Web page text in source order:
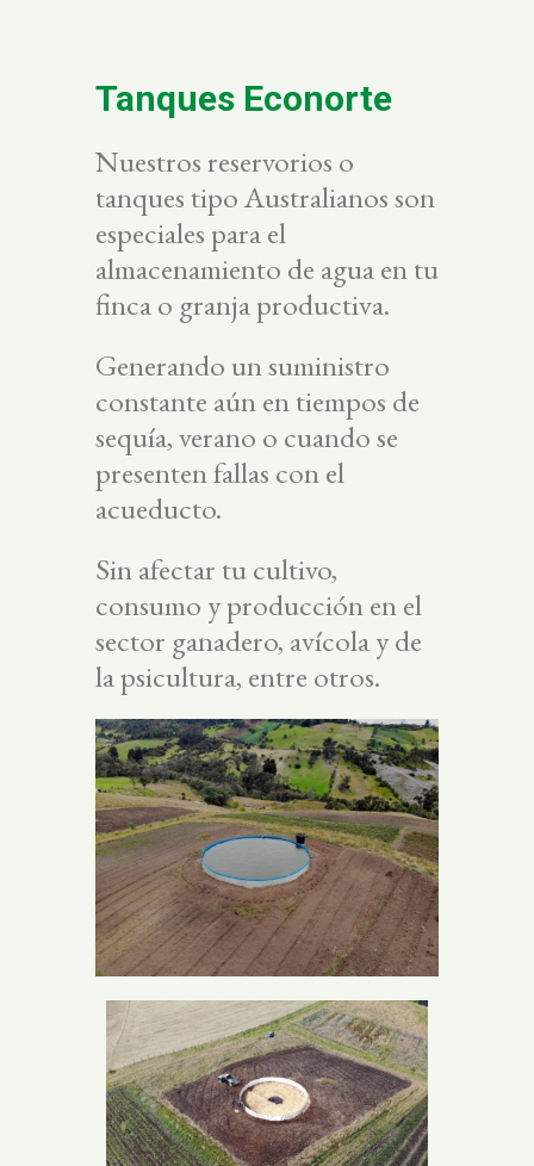
Tanques Econorte
Nuestros reservorios o
tanques tipo Australianos son
especiales para el
almacenamiento de agua en tu
finca o granja productiva.
Generando un suministro
constante aún en tiempos de
sequía, verano o cuando se
presenten fallas con el
acueducto.
Sin afectar tu cultivo,
consumo y producción en el
sector ganadero, avícola y de
la psicultura, entre otros.